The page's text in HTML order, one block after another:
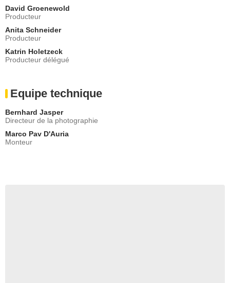
David Groenewold
Producteur
Anita Schneider
Producteur
Katrin Holetzeck
Producteur délégué
Equipe technique
Bernhard Jasper
Directeur de la photographie
Marco Pav D'Auria
Monteur